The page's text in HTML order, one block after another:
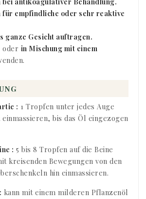
für empfindliche oder sehr reaktive
ganze Gesicht auftragen.
oder in Mischung mit einem
: 1 Tropfen unter jedes Auge
einmassieren, bis das Öl eingezogen
: 5 bis 8 Tropfen auf die Beine
kreisenden Bewegungen von den
hin einmassieren.
kann mit einem milderen Pflanzenöl